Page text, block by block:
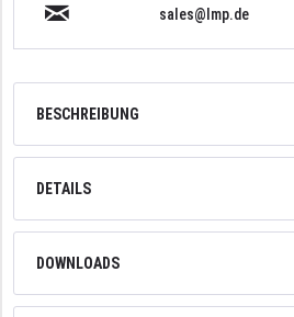
sales@lmp.de
BESCHREIBUNG
DETAILS
DOWNLOADS